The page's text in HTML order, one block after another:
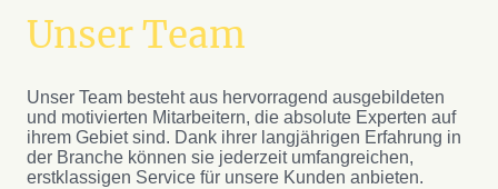
Unser Team
Unser Team besteht aus hervorragend ausgebildeten
und motivierten Mitarbeitern, die absolute Experten auf
ihrem Gebiet sind. Dank ihrer langjährigen Erfahrung in
der Branche können sie jederzeit umfangreichen,
erstklassigen Service für unsere Kunden anbieten.